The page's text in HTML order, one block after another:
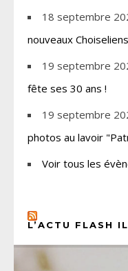
18 septembre
nouveaux
19 septembre
fête ses 30 ans !
19 septembre
photos au lavoir
Voir tous les
L’ACTU FLASH